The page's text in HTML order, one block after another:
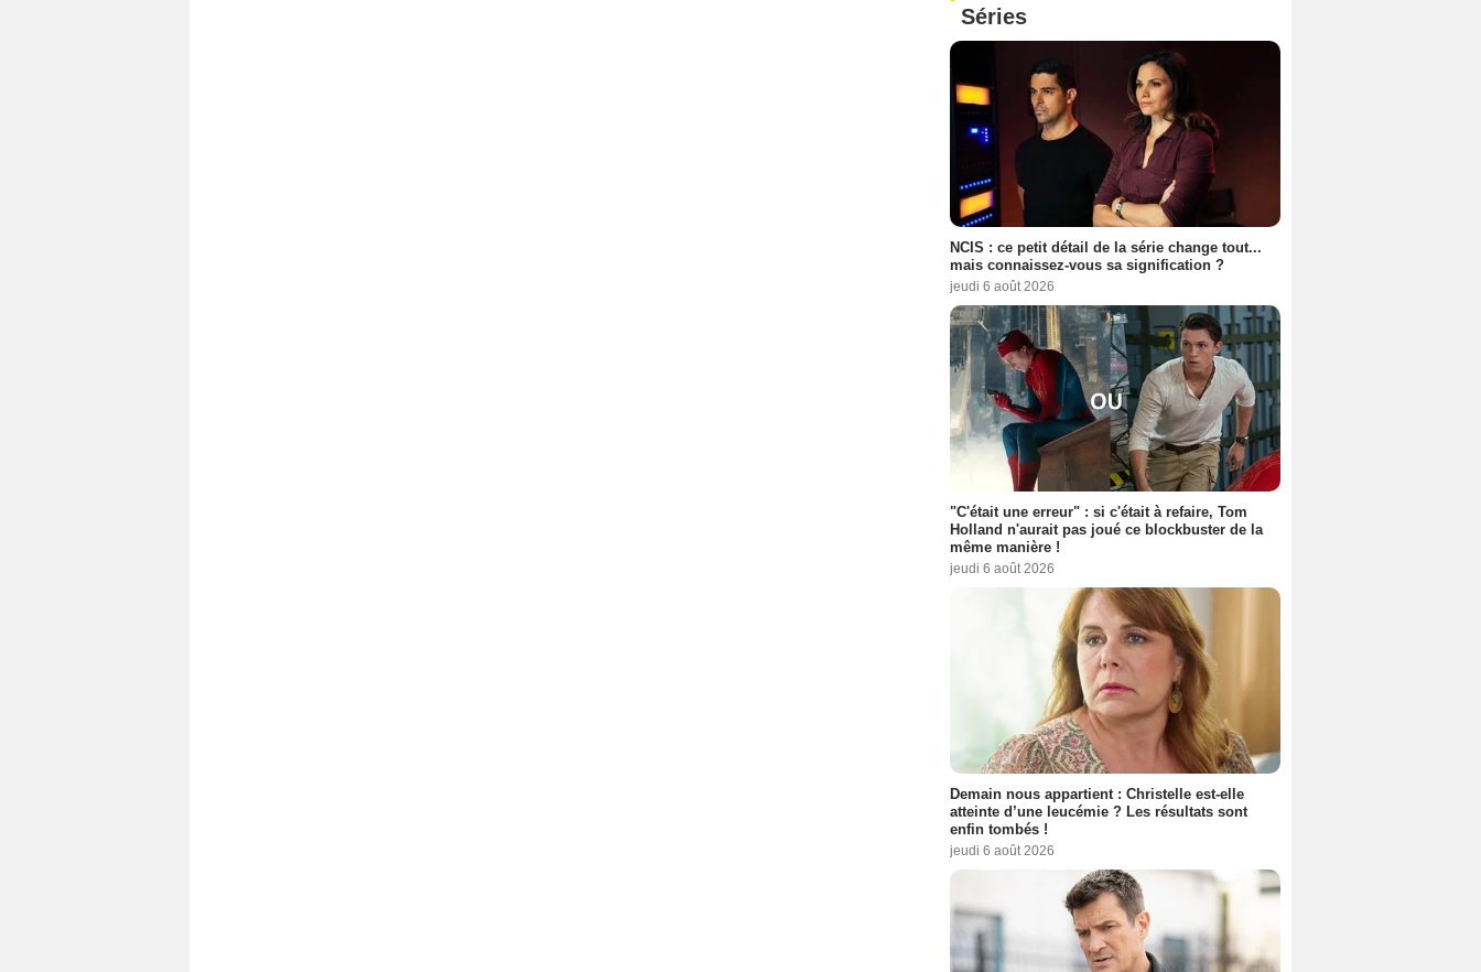
Séries
NCIS : ce petit détail de la série change tout...
mais connaissez-vous sa signification ?
jeudi 6 août 2026
"C'était une erreur" : si c'était à refaire, Tom
Holland n'aurait pas joué ce blockbuster de la
même manière !
jeudi 6 août 2026
Demain nous appartient : Christelle est-elle
atteinte d’une leucémie ? Les résultats sont
enfin tombés !
jeudi 6 août 2026